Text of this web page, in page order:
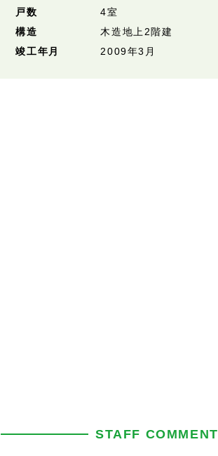
戸数
4室
構造
木造地上2階建
竣工年月
2009年3月
STAFF COMMENT